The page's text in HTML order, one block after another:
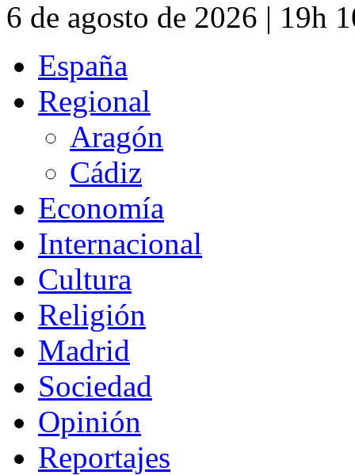
6 de agosto de 2026 | 19h
España
Regional
Aragón
Cádiz
Economía
Internacional
Cultura
Religión
Madrid
Sociedad
Opinión
Reportajes